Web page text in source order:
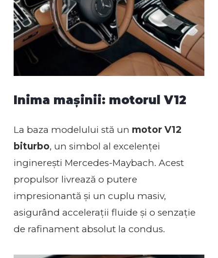
Inima mașinii: motorul V12
La baza modelului stă un motor V12
biturbo, un simbol al excelenței
inginerești Mercedes-Maybach. Acest
propulsor livrează o putere
impresionantă și un cuplu masiv,
asigurând accelerații fluide și o senzație
de rafinament absolut la condus.